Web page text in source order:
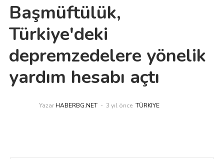
Başmüftülük,
Türkiye'deki
depremzedelere yönelik
yardım hesabı açtı
Yazar HABERBG.NET 3 yıl önce TÜRKIYE